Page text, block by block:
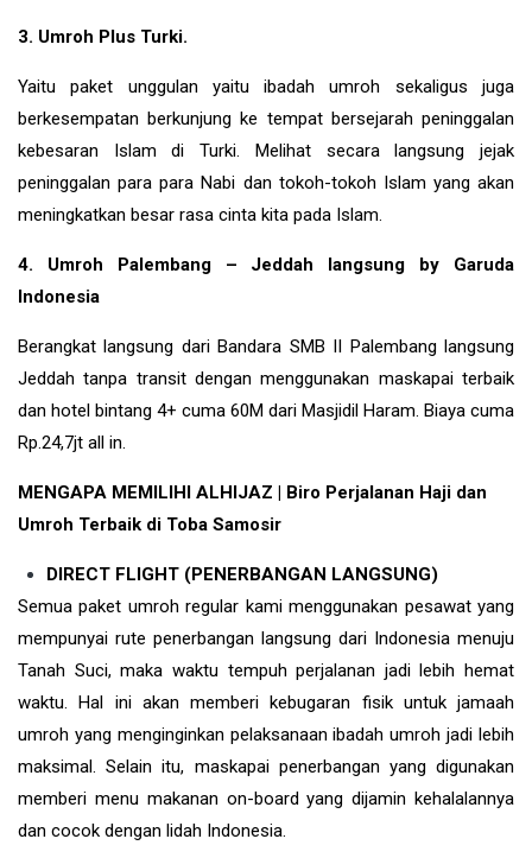
3. Umroh Plus Turki.
Yaitu paket unggulan yaitu ibadah umroh sekaligus juga
berkesempatan berkunjung ke tempat bersejarah peninggalan
kebesaran Islam diTurki. Melihat secara langsung jejak
peninggalan para para Nabi dan tokoh-tokoh Islam yang akan
meningkatkan besar rasa cinta kita pada Islam.
4. Umroh Palembang – Jeddah langsung by Garuda
Indonesia
Berangkat langsung dari Bandara SMB II Palembang langsung
Jeddah tanpa transit dengan menggunakan maskapai terbaik
dan hotel bintang 4+ cuma 60M dari Masjidil Haram. Biaya cuma
Rp.24,7jt all in.
MENGAPA MEMILIHI ALHIJAZ | Biro Perjalanan Haji dan
Umroh Terbaik di Toba Samosir
DIRECT FLIGHT (PENERBANGAN LANGSUNG)
Semua paket umroh regular kami menggunakan pesawat yang
mempunyai rute penerbangan langsung dari Indonesia menuju
Tanah Suci, maka waktu tempuh perjalanan jadi lebih hemat
waktu. Hal ini akan memberi kebugaran fisik untuk jamaah
umroh yang menginginkan pelaksanaan ibadah umroh jadi lebih
maksimal. Selain itu, maskapai penerbangan yang digunakan
memberi menu makanan on-board yang dijamin kehalalannya
dan cocok dengan lidah Indonesia.